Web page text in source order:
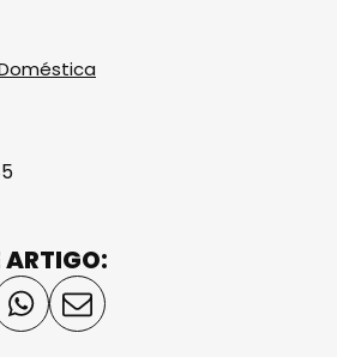
ARTIGO: